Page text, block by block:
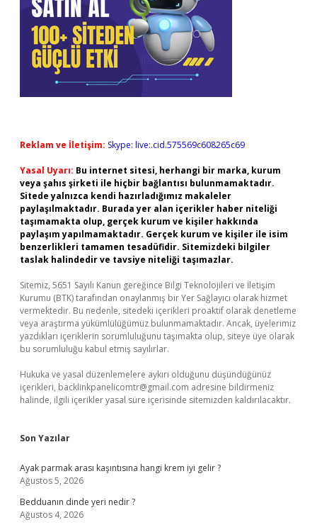
Reklam ve İletişim: Skype: live:.cid.575569c608265c69
Yasal Uyarı: Bu internet sitesi, herhangi bir marka, kurum
veya şahıs şirketi ile hiçbir bağlantısı bulunmamaktadır.
Sitede yalnızca kendi hazırladığımız makaleler
paylaşılmaktadır. Burada yer alan içerikler haber niteliği
taşımamakta olup, gerçek kurum ve kişiler hakkında
paylaşım yapılmamaktadır. Gerçek kurum ve kişiler ile isim
benzerlikleri tamamen tesadüfidir. Sitemizdeki bilgiler
taslak halindedir ve tavsiye niteliği taşımazlar.
Sitemiz, 5651 Sayılı Kanun gereğince Bilgi Teknolojileri ve İletişim
Kurumu (BTK) tarafından onaylanmış bir Yer Sağlayıcı olarak hizmet
vermektedir. Bu nedenle, sitedeki içerikleri proaktif olarak denetleme
veya araştırma yükümlülüğümüz bulunmamaktadır. Ancak, üyelerimiz
yazdıkları içeriklerin sorumluluğunu taşımakta olup, siteye üye olarak
bu sorumluluğu kabul etmiş sayılırlar.
Hukuka ve yasal düzenlemelere aykırı olduğunu düşündüğünüz
içerikleri, backlinkpanelicomtr@gmail.com adresine bildirmeniz
halinde, ilgili içerikler yasal süre içerisinde sitemizden kaldırılacaktır.
Son Yazılar
Ayak parmak arası kaşıntısına hangi krem iyi gelir ?
Ağustos 5, 2026
Bedduanın dinde yeri nedir ?
Ağustos 4, 2026